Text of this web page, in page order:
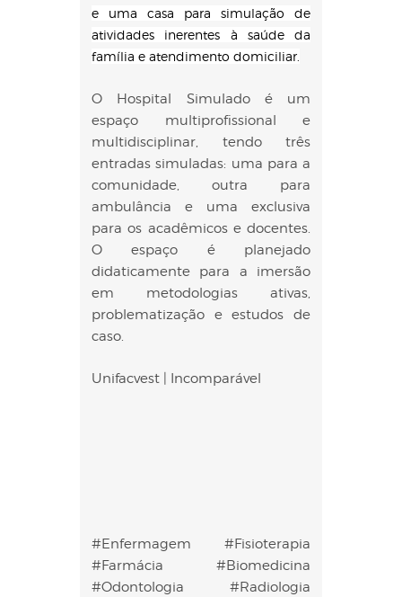
e uma casa para simulação de
atividades inerentes à saúde da
família e atendimento domiciliar.
O Hospital Simulado é um
espaço multiprofissional e
multidisciplinar, tendo três
entradas simuladas: uma para a
comunidade, outra para
ambulância e uma exclusiva
para os acadêmicos e docentes.
O espaço é planejado
didaticamente para a imersão
em metodologias ativas,
problematização e estudos de
caso.
Unifacvest | Incomparável
#Enfermagem #Fisioterapia
#Farmácia #Biomedicina
#Odontologia #Radiologia